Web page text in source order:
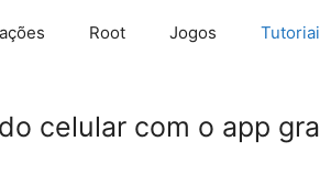
Root Jogos
celular com o app